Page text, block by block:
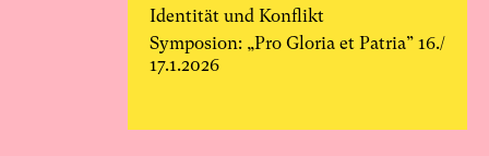
Identität und Konflikt
Symposion: „Pro Gloria et Patria” 16./
17.1.2026